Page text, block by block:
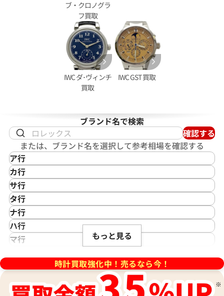
イマー ガラパゴスアイラン
日時点の参考買取価格です
IWC ポートフィノ 2009-001
参考買取価格
※2025年11月9日時点の参考
ブ・クロノグラ
フ買取
IWC ダ･ヴィンチ
買取
IWC GST 買取
ブランド名で検索
確認する
または、ブランド名を選択して参考相場を確認する
ア行
IKEPOD
アイクポッド
IWC
アイダブリューシー
Azimuth
アジムース
ANONIMO
Alain Silberstein
アラン・シルベスタイン
Armand Nicolet
カ行
CASIO
カシオ
Cartier
カルティエ
Gaga Milano
ガガミラノ
Quinting
クインティング
Cuervo y Sobrinos
クエルボ・イ・ソブリノス
サ行
Saint Laurent
サンローラン
Shellman
シェルマン
CITIZEN
シチズン
CHANEL
シャネル
Chopard
タ行
TAG Heuer
タグ・ホイヤー
Daniel Roth
ダニエル・ロート
TUDOR
チューダー(チュードル)
Tiffany & Co.
ナ行
NOMOS Glashütte
ノモス グラスヒュッテ
ハ行
Hamilton
Harry Winston
Patek Philippe
マ行
モーリス・ラクロア
RALPH LAUREN
Richard Mille
もっと見る
時計買取強化中！売るなら今！